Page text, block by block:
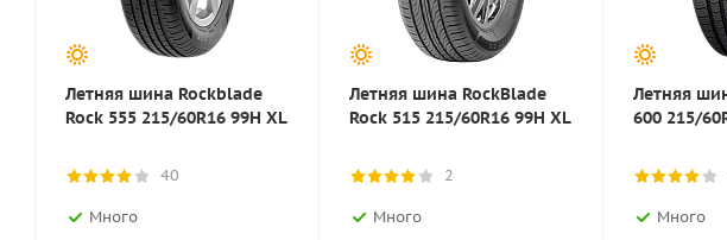
Летняя шина Rockblade
Rock 555 215/60R16 99H XL
40
Много
Летняя шина RockBlade
Rock 515 215/60R16 99H XL
2
Много
Летняя
600 215/
Много